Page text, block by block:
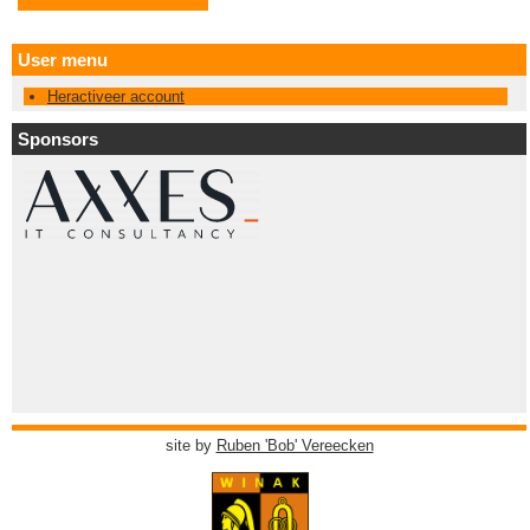
User menu
Heractiveer account
Sponsors
site by Ruben 'Bob' Vereecken